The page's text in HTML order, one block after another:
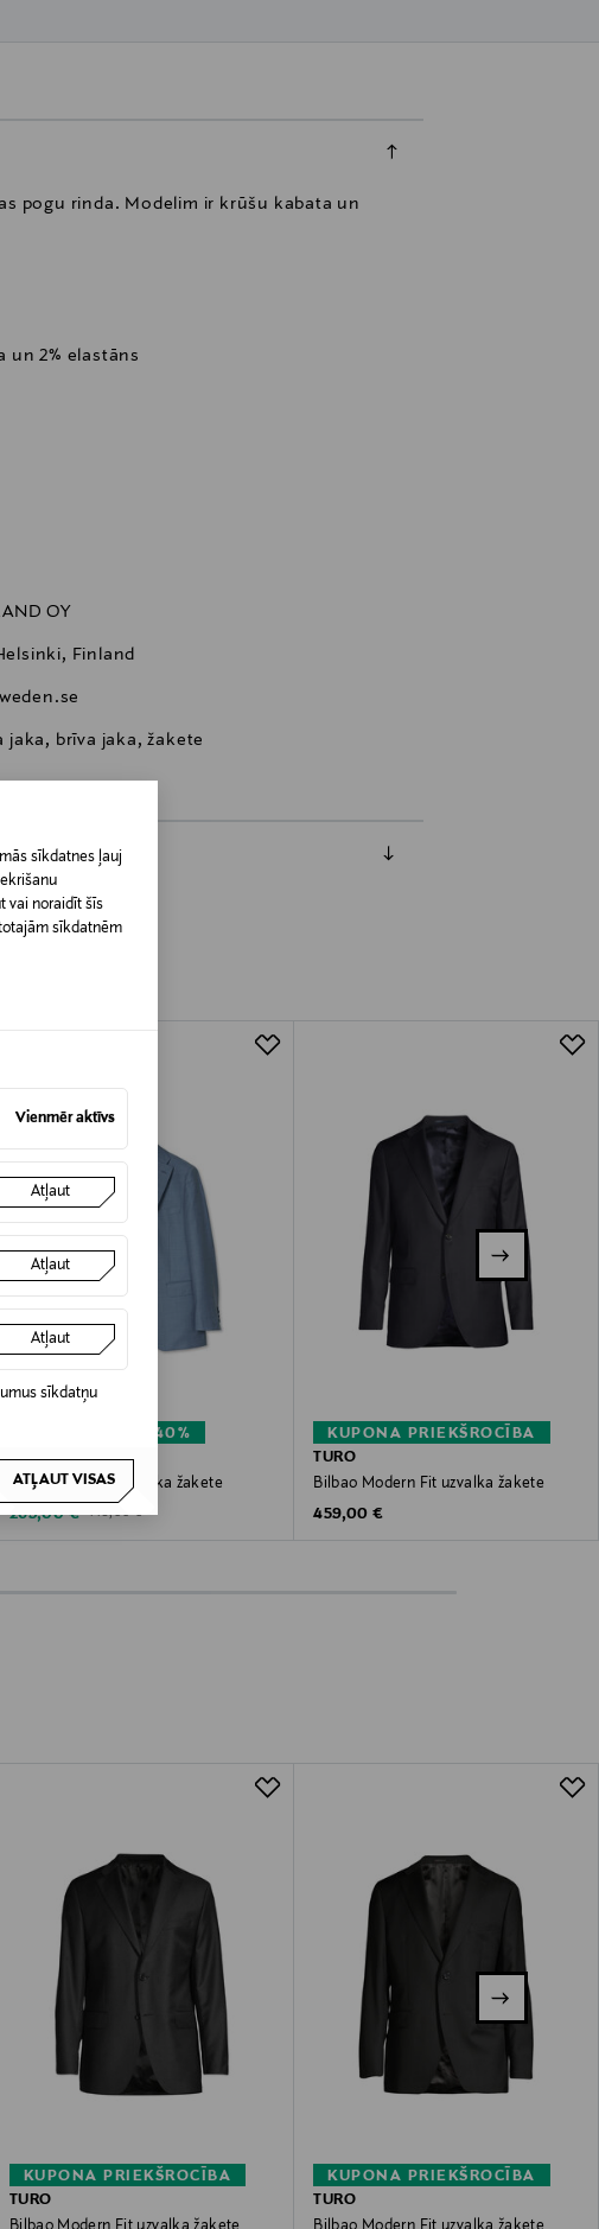
sīkdatnes ļauj
vai noraidīt šīs
sīkdatnēm
Vienmēr aktīvs
Atļaut
Atļaut
Atļaut
sīkdatņu
ATĻAUT VISAS
pogu rinda. Modelim ir krūšu kabata un
un 2% elastāns
OY
Finland
jaka, brīva jaka, žakete
IZPĀRDOŠANA 40%
TURO
Madrid Slim Fit uzvalka žakete
Discounted Price
269,00 € Original Price
449,00 €
KUPONA PRIEKŠROCĪBA
TURO
Bilbao Modern Fit uzvalka žakete
Original Price
459,00 €
KUPONA PRIEKŠROCĪBA
TURO
KUPONA PRIEKŠROCĪBA
TURO